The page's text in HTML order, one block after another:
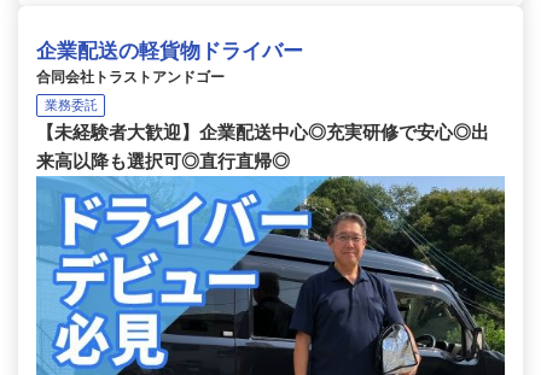
企業配送の軽貨物ドライバー
合同会社トラストアンドゴー
業務委託
【未経験者大歓迎】企業配送中心◎充実研修で安心◎出
来高以降も選択可◎直行直帰◎